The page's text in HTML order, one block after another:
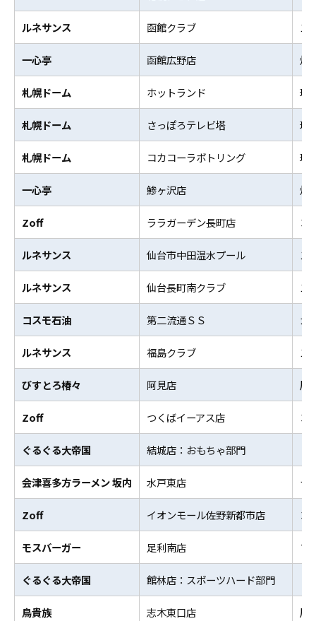
ルネサンス 函館クラブ ス
一心亭 函館広野店 焼
札幌ドーム ホットランド 球
札幌ドーム さっぽろテレビ塔 球
札幌ドーム コカコーラボトリング 球
一心亭 鯵ヶ沢店 焼
Zoff ララガーデン長町店 コ
ルネサンス 仙台市中田温水プール ス
ルネサンス 仙台長町南クラブ ス
コスモ石油 第二流通ＳＳ ガ
ルネサンス 福島クラブ ス
びすとろ椿々 阿見店 居
Zoff つくばイーアス店 コ
ぐるぐる大帝国 結城店：おもちゃ部門
会津喜多方ラーメン 坂内 水戸東店 ラ
Zoff イオンモール佐野新都市店 コ
モスバーガー 足利南店 フ
ぐるぐる大帝国 館林店：スポーツハード部門
鳥貴族 志木東口店 居